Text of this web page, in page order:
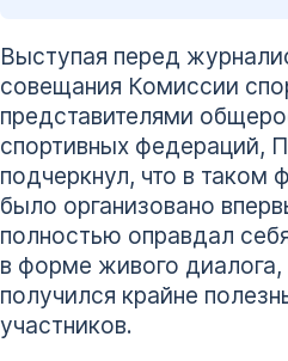
Выступая перед
совещания Комиссии
представителями
спортивных федераций,
подчеркнул, что в таком
было организовано
полностью оправдал
в форме живого диалога,
получился крайне
участников.